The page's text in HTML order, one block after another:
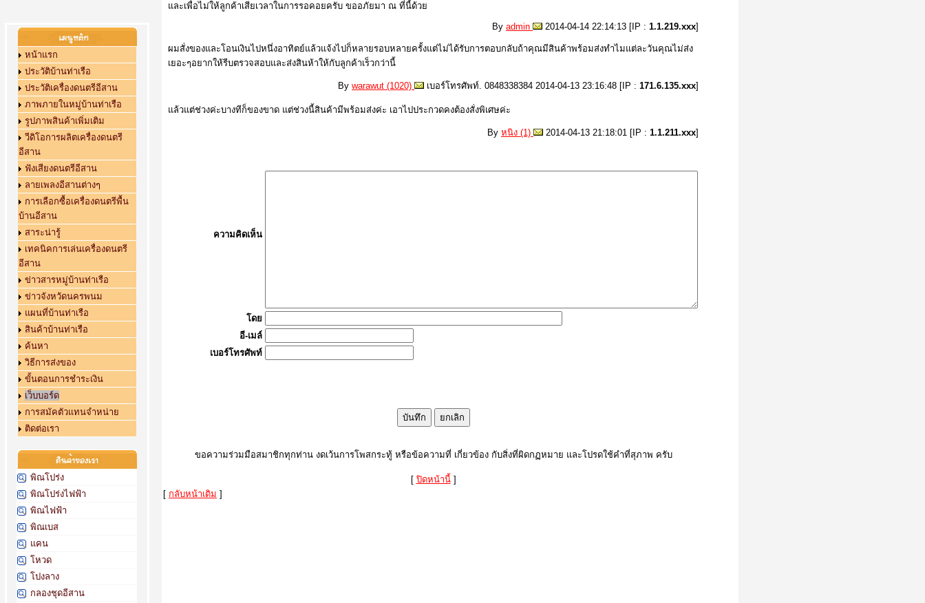
หน้าแรก
ประวัติบ้านท่าเรือ
ประวัติเครื่องดนตรีอีสาน
ภาพภายในหมู่บ้านท่าเรือ
รูปภาพสินค้าเพิ่มเติม
วีดิโอการผลิตเครื่องดนตรี
อีสาน
ฟังเสียงดนตรีอีสาน
ลายเพลงอีสานต่างๆ
การเลือกซื้อเครื่องดนตรีพื้น
บ้านอีสาน
สาระน่ารู้
เทคนิคการเล่นเครื่องดนตรี
อีสาน
ข่าวสารหมู่บ้านท่าเรือ
ข่าวจังหวัดนครพนม
แผนที่บ้านท่าเรือ
สินค้าบ้านท่าเรือ
ค้นหา
วิธีการส่งของ
ขั้นตอนการชำระเงิน
เว็บบอร์ด
การสมัคตัวแทนจำหน่าย
ติดต่อเรา
พิณโปร่ง
พิณโปร่งไฟฟ้า
พิณไฟฟ้า
พิณเบส
แคน
โหวด
โปงลาง
กลองชุดอีสาน
และเพื่อไม่ให้ลูกค้าเสียเวลาในการรอคอยครับ ขออภัยมา ณ ที่นี้ด้วย
By admin 2014-04-14 22:14:13 [IP : 1.1.219.xxx]
ผมสั่งของและโอนเงินไปหนึ่งอาทิตย์แล้วแจ้งไปก็หลายรอบหลายครั้งแต่ไม่ได้รับการตอบกลับถ้าคุณมีสินค้าพร้อมส่งทำไมแต่ละวันคุณไม่ส่ง
เยอะๆอยากให้รีบตรวจสอบและส่งสินห้าให้กับลูกค้าเร็วกว่านี้
By warawut (1020) เบอร์โทรศัพท์. 0848338384 2014-04-13 23:16:48 [IP : 171.6.135.xxx]
แล้วแต่ช่วงค่ะบางทีก็ของขาด แต่ช่วงนี้สินค้ามีพร้อมส่งค่ะ เอาไปประกวดคงต้องสั่งพิเศษค่ะ
By หนิง (1) 2014-04-13 21:18:01 [IP : 1.1.211.xxx]
ความคิดเห็น
โดย
อี-เมล์
เบอร์โทรศัพท์
ขอความร่วมมือสมาชิกทุกท่าน งดเว้นการโพสกระทู้ หรือข้อความที่ เกี่ยวข้อง กับสิ่งที่ผิดกฏหมาย และโปรดใช้คำที่สุภาพ ครับ
[ ปิดหน้านี้]
[ กลับหน้าเดิม ]